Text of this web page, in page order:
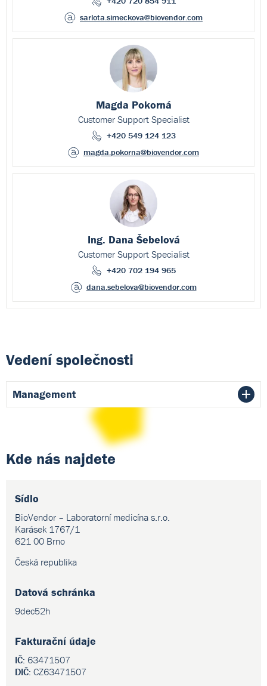
sarlota.simeckova@biovendor.com
Magda Pokorná
Customer Support Specialist
+420 549 124 123
magda.pokorna@biovendor.com
Ing. Dana Šebelová
Customer Support Specialist
+420 702 194 965
dana.sebelova@biovendor.com
Vedení společnosti
Management
Kde nás najdete
Sídlo
BioVendor – Laboratorní medicína s.r.o.
Karásek 1767/1
621 00 Brno
Česká republika
Datová schránka
9dec52h
Fakturační údaje
IČ: 63471507
DIČ: CZ63471507